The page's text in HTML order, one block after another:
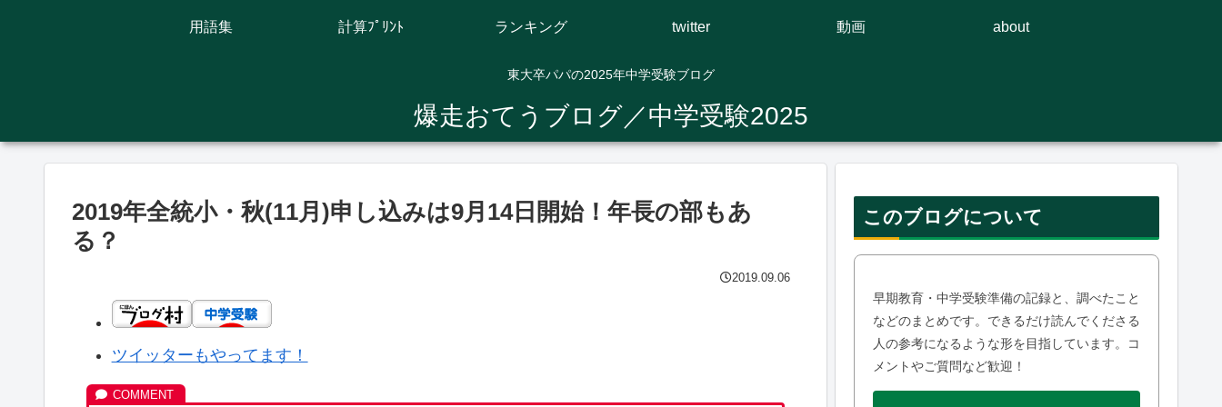
東大卒パパの2025年中学受験ブログ
爆走おてうブログ／中学受験2025
用語集 計算ﾌﾟﾘﾝﾄ ランキング twitter 動画 about
2019年全統小・秋(11月)申し込みは9月14日開始！年長の部もあ
る？
2019.09.06
ツイッターもやってます！
このブログについて
早期教育・中学受験準備の記録と、調べたこと
などのまとめです。できるだけ読んでくださる
人の参考になるような形を目指しています。コ
メントやご質問など歓迎！